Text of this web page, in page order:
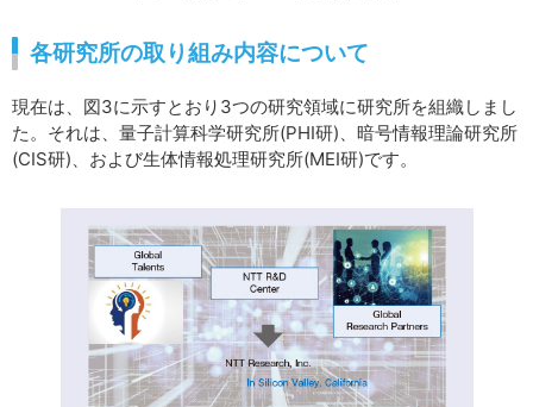
各研究所の取り組み内容について
現在は、図3に示すとおり3つの研究領域に研究所を組織しまし
た。それは、量子計算科学研究所(PHI研)、暗号情報理論研究所
(CIS研)、および生体情報処理研究所(MEI研)です。